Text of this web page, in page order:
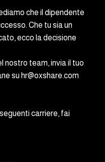
che il dipendente
Che tu sia un
ecco la decisione
nostro team, invia il tuo
su hr@oxshare.com
carriere, fai